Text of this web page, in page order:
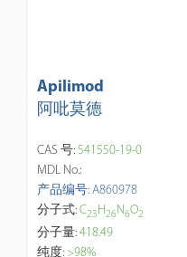
Apilimod
阿吡莫德
CAS 号:541550-19-0
MDL No.:
产品编号: A860978
分子式:C23 H26N6O2
分子量:418.49
纯度: >98%